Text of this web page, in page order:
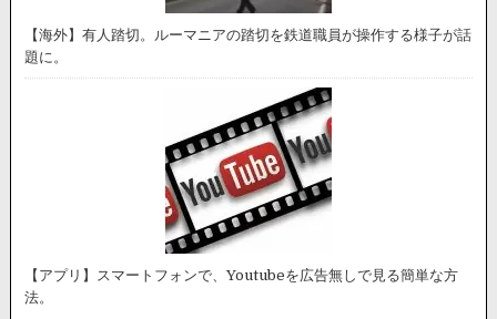
【海外】有人踏切。ルーマニアの踏切を鉄道職員が操作する様子が話
題に。
【アプリ】スマートフォンで、Youtubeを広告無しで見る簡単な方
法。